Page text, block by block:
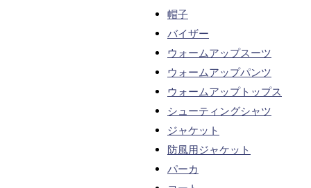
帽子
バイザー
ウォームアップスーツ
ウォームアップパンツ
ウォームアップトップス
シューティングシャツ
ジャケット
防風用ジャケット
パーカ